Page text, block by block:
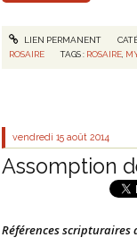
LIEN PERMANENT
ROSAIRE
TAGS : ROSAIRE
vendredi 15 août 2014
Assomption
Références